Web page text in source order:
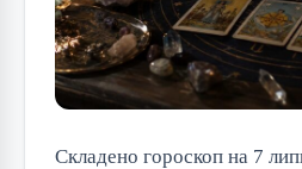
Складено гороскоп на 7